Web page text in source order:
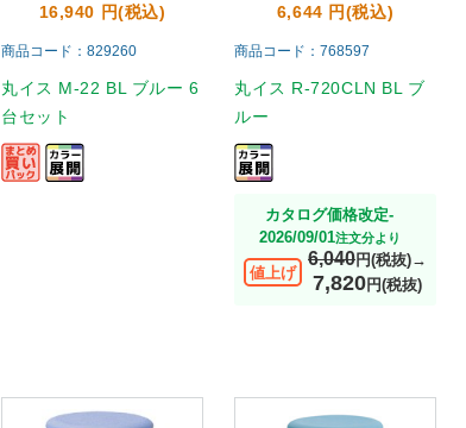
16,940 円(税込)
商品コード：829260
丸イス M-22 BL ブルー 6
台セット
6,644 円(税込)
商品コード：768597
丸イス R-720CLN BL ブ
ルー
カタログ価格改定-
2026/09/01注文分より
値上げ
6,040円(税抜)→
7,820円(税抜)